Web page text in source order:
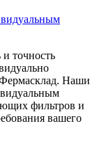
точность
Наши
фильтров и
вашего